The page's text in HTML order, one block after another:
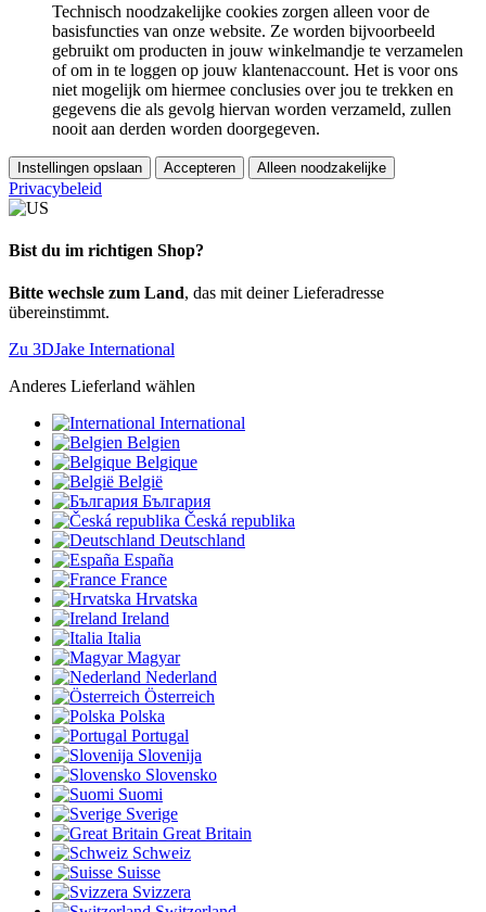
Technisch noodzakelijke cookies zorgen alleen voor de
basisfuncties van onze website. Ze worden bijvoorbeeld
gebruikt om producten in jouw winkelmandje te verzamelen
of om in te loggen op jouw klantenaccount. Het is voor ons
niet mogelijk om hiermee conclusies over jou te trekken en
gegevens die als gevolg hiervan worden verzameld, zullen
nooit aan derden worden doorgegeven.
Instellingen opslaan Accepteren Alleen noodzakelijke
Privacybeleid
Bist du im richtigen Shop?
Bitte wechsle zum Land, das mit deiner Lieferadresse
übereinstimmt.
Zu 3DJake International
Anderes Lieferland wählen
International
Belgien
Belgique
België
България
Česká republika
Deutschland
España
France
Hrvatska
Ireland
Italia
Magyar
Nederland
Österreich
Polska
Portugal
Slovenija
Slovensko
Suomi
Sverige
Great Britain
Schweiz
Suisse
Svizzera